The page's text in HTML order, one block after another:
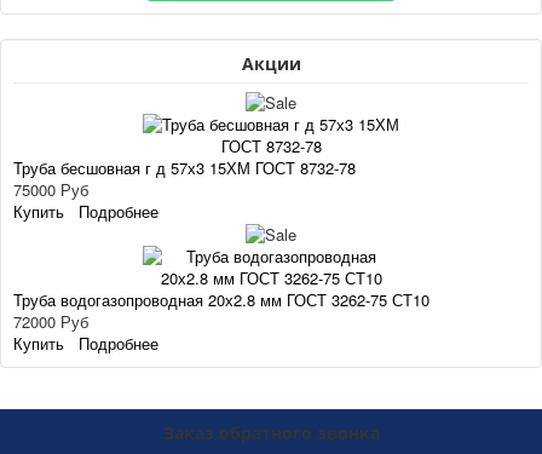
Акции
Труба бесшовная г д 57х3 15ХМ ГОСТ 8732-78
75000 Руб
Купить
Подробнее
Труба водогазопроводная 20х2.8 мм ГОСТ 3262-75 СТ10
72000 Руб
Купить
Подробнее
Заказ обратного звонка